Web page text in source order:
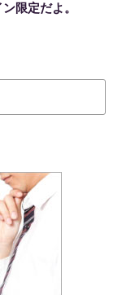
限定だよ。